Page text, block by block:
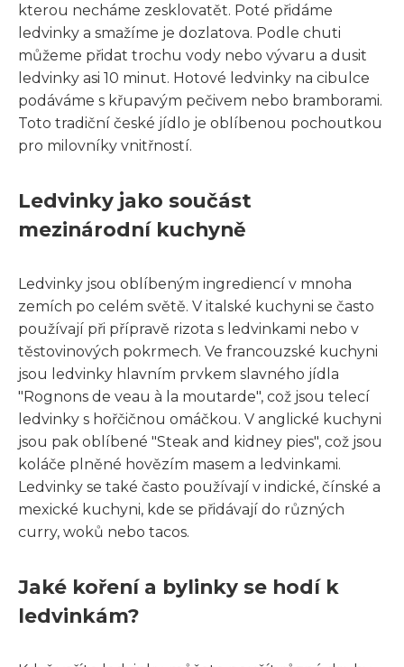
kterou necháme zesklovatět. Poté přidáme
ledvinky a smažíme je dozlatova. Podle chuti
můžeme přidat trochu vody nebo vývaru a dusit
ledvinky asi 10 minut. Hotové ledvinky na cibulce
podáváme s křupavým pečivem nebo bramborami.
Toto tradiční české jídlo je oblíbenou pochoutkou
pro milovníky vnitřností.
Ledvinky jako součást
mezinárodní kuchyně
Ledvinky jsou oblíbeným ingrediencí v mnoha
zemích po celém světě. V italské kuchyni se často
používají při přípravě rizota s ledvinkami nebo v
těstovinových pokrmech. Ve francouzské kuchyni
jsou ledvinky hlavním prvkem slavného jídla
"Rognons de veau à la moutarde", což jsou telecí
ledvinky s hořčičnou omáčkou. V anglické kuchyni
jsou pak oblíbené "Steak and kidney pies", což jsou
koláče plněné hovězím masem a ledvinkami.
Ledvinky se také často používají v indické, čínské a
mexické kuchyni, kde se přidávají do různých
curry, woků nebo tacos.
Jaké koření a bylinky se hodí k
ledvinkám?